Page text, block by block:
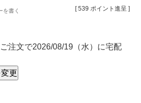
[ 539 ポイント進呈 ]
を書く
注文で2026/08/19（水） に宅配
更